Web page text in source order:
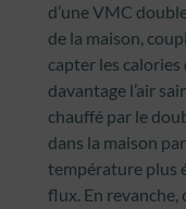
d’une VMC
de la maison,
capter les
davantage l’air
chauffé par le
dans la maison
température plus
flux. En revanche,